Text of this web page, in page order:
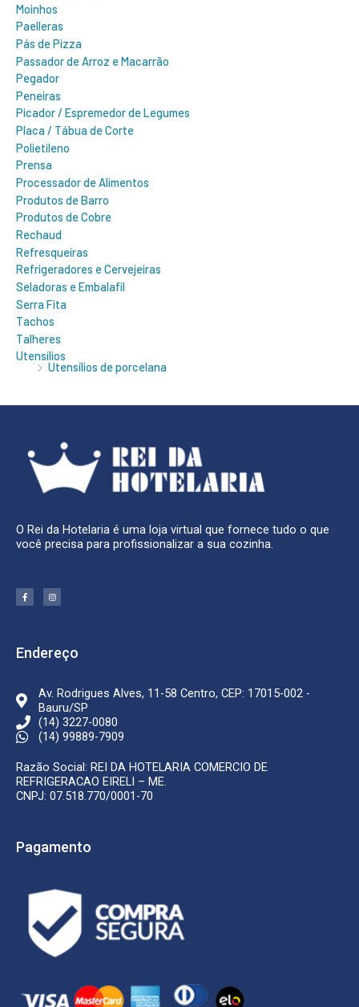
Moinhos
Paelleras
Pás de Pizza
Passador de Arroz e Macarrão
Pegador
Peneiras
Picador / Espremedor de Legumes
Placa / Tábua de Corte
Polietileno
Prensa
Processador de Alimentos
Produtos de Barro
Produtos de Cobre
Rechaud
Refresqueiras
Refrigeradores e Cervejeiras
Seladoras e Embalafil
Serra Fita
Tachos
Talheres
Utensílios
Utensílios de porcelana
O Rei da Hotelaria é uma loja virtual que fornece tudo o que
você precisa para profissionalizar a sua cozinha.
F
a
c
k
-
I
n
s
m
Endereço
Av. Rodrigues Alves, 11-58 Centro, CEP: 17015-002 -
Bauru/SP
(14) 3227-0080
(14) 99889-7909
Razão Social: REI DA HOTELARIA COMERCIO DE
REFRIGERACAO EIRELI – ME.
CNPJ: 07.518.770/0001-70
Pagamento